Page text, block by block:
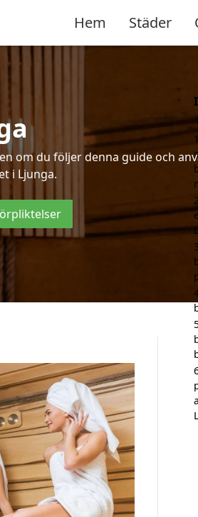
Hem Städer
om du följer denna guide och
i Ljunga.
1
3